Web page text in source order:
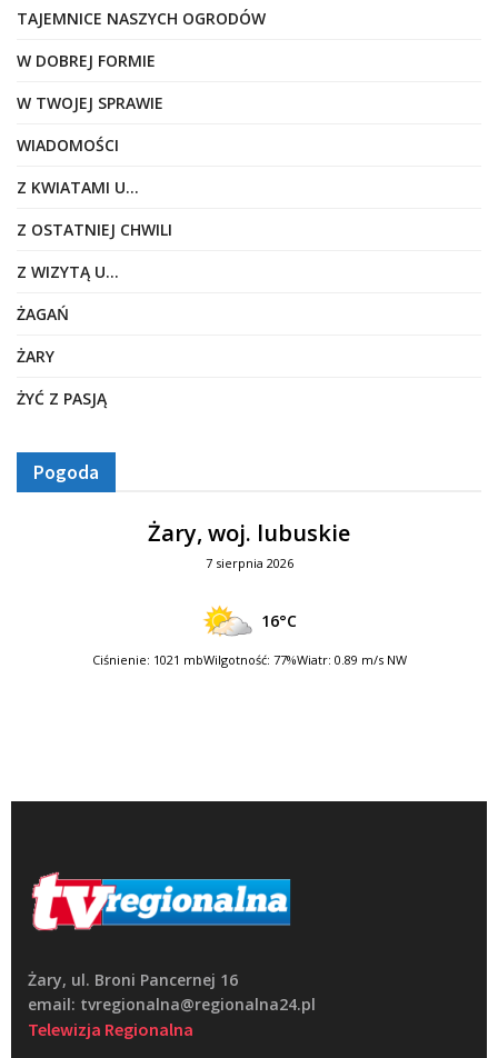
TAJEMNICE NASZYCH OGRODÓW
W DOBREJ FORMIE
W TWOJEJ SPRAWIE
WIADOMOŚCI
Z KWIATAMI U…
Z OSTATNIEJ CHWILI
Z WIZYTĄ U…
ŻAGAŃ
ŻARY
ŻYĆ Z PASJĄ
Pogoda
Żary, woj. lubuskie
7 sierpnia 2026
16°C
Ciśnienie: 1021 mbWilgotność: 77%Wiatr: 0.89 m/s NW
Żary, ul. Broni Pancernej 16
email: tvregionalna@regionalna24.pl
Telewizja Regionalna